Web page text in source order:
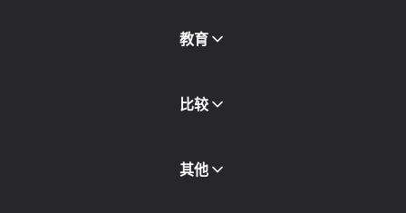
博客和文章
合作伙伴
教育
免费书
比较
其他